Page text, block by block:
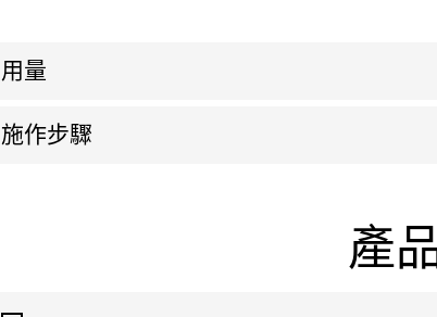
用量
施作步驟
產